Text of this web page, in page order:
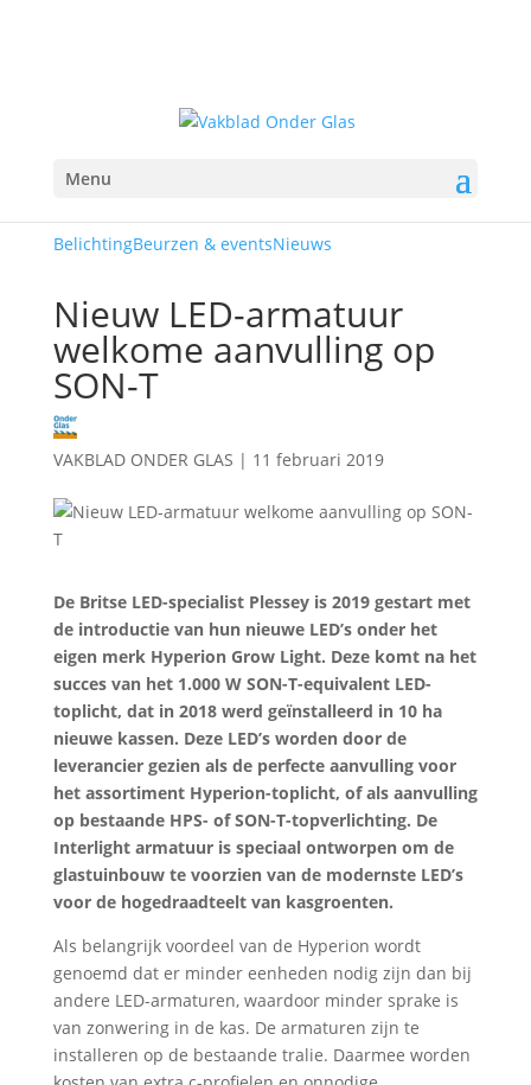
Menu
BelichtingBeurzen & eventsNieuws
Nieuw LED-armatuur
welkome aanvulling op
SON-T
VAKBLAD ONDER GLAS | 11 februari 2019
De Britse LED-specialist Plessey is 2019 gestart met
de introductie van hun nieuwe LED’s onder het
eigen merk Hyperion Grow Light. Deze komt na het
succes van het 1.000 W SON-T-equivalent LED-
toplicht, dat in 2018 werd geïnstalleerd in 10 ha
nieuwe kassen. Deze LED’s worden door de
leverancier gezien als de perfecte aanvulling voor
het assortiment Hyperion-toplicht, of als aanvulling
op bestaande HPS- of SON-T-topverlichting. De
Interlight armatuur is speciaal ontworpen om de
glastuinbouw te voorzien van de modernste LED’s
voor de hogedraadteelt van kasgroenten.
Als belangrijk voordeel van de Hyperion wordt
genoemd dat er minder eenheden nodig zijn dan bij
andere LED-armaturen, waardoor minder sprake is
van zonwering in de kas. De armaturen zijn te
installeren op de bestaande tralie. Daarmee worden